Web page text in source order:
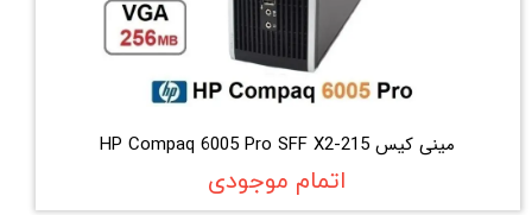
مینی کیس HP Compaq 6005 Pro SFF X2-215
اتمام موجودی